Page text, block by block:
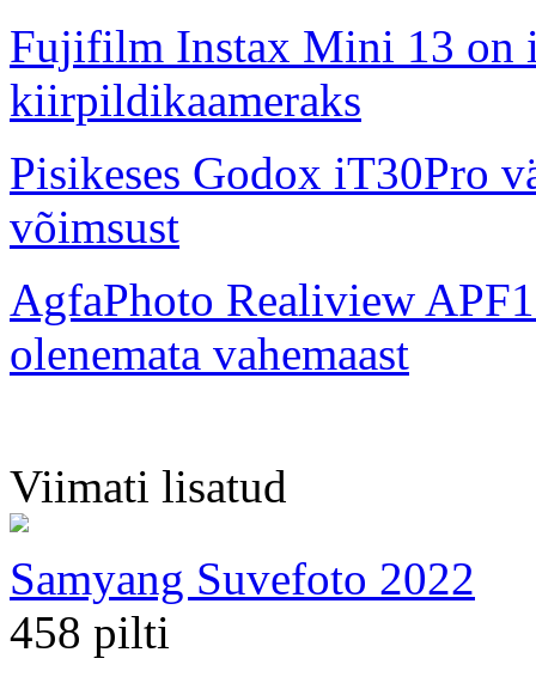
Fujifilm Instax Mini 13 on
kiirpildikaameraks
Pisikeses Godox iT30Pro
võimsust
AgfaPhoto Realiview
olenemata vahemaast
Viimati lisatud
Samyang Suvefoto 2022
458 pilti